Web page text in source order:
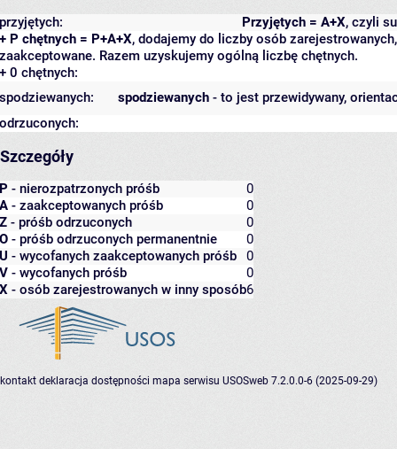
Przyjętych = A+X, czyli
przyjętych:
+ P chętnych = P+A+X, dodajemy do liczby osób
zaakceptowane. Razem uzyskujemy ogólną liczbę chętnych.
+ 0 chętnych:
spodziewanych - to jest przewidywany,
spodziewanych:
odrzuconych:
Szczegóły
P - nierozpatrzonych próśb
0
A - zaakceptowanych próśb
0
Z - próśb odrzuconych
0
O - próśb odrzuconych permanentnie
0
U - wycofanych zaakceptowanych próśb
0
V - wycofanych próśb
0
X - osób zarejestrowanych w inny sposób6
kontakt deklaracja dostępności mapa serwisu USOSweb 7.2.0.0-6 (2025-09-29)